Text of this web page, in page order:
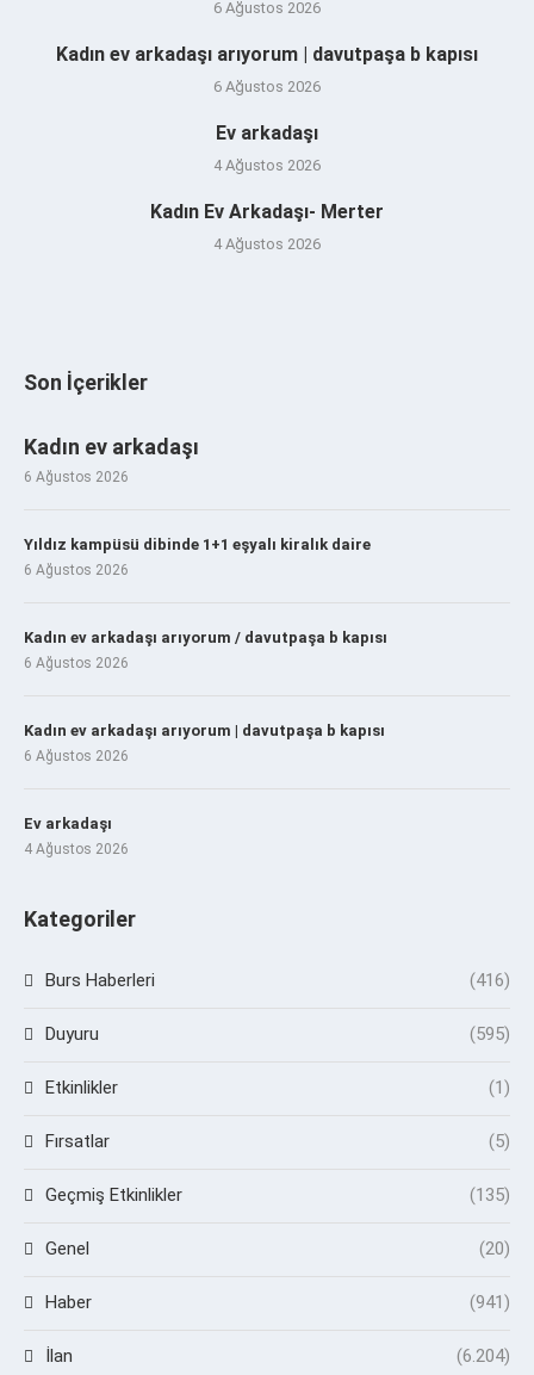
6 Ağustos 2026
Kadın ev arkadaşı arıyorum | davutpaşa b kapısı
6 Ağustos 2026
Ev arkadaşı
4 Ağustos 2026
Kadın Ev Arkadaşı- Merter
4 Ağustos 2026
Son İçerikler
Kadın ev arkadaşı
6 Ağustos 2026
Yıldız kampüsü dibinde 1+1 eşyalı kiralık daire
6 Ağustos 2026
Kadın ev arkadaşı arıyorum / davutpaşa b kapısı
6 Ağustos 2026
Kadın ev arkadaşı arıyorum | davutpaşa b kapısı
6 Ağustos 2026
Ev arkadaşı
4 Ağustos 2026
Kategoriler
Burs Haberleri (416)
Duyuru (595)
Etkinlikler (1)
Fırsatlar (5)
Geçmiş Etkinlikler (135)
Genel (20)
Haber (941)
İlan (6.204)